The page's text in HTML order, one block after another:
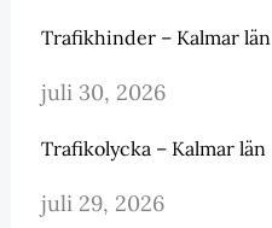
Trafikhinder – Kalmar län
juli 30, 2026
Trafikolycka – Kalmar län
juli 29, 2026